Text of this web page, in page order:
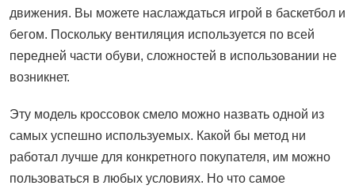
движения. Вы можете наслаждаться игрой в баскетбол и
бегом. Поскольку вентиляция используется по всей
передней части обуви, сложностей в использовании не
возникнет.
Эту модель кроссовок смело можно назвать одной из
самых успешно используемых. Какой бы метод ни
работал лучше для конкретного покупателя, им можно
пользоваться в любых условиях. Но что самое